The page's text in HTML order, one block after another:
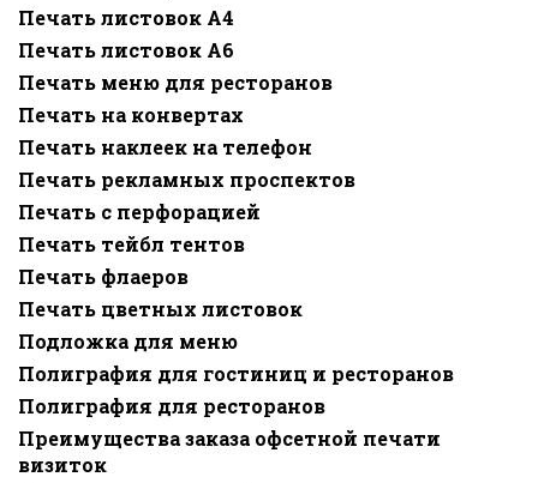
Печать листовок А4
Печать листовок А6
Печать меню для ресторанов
Печать на конвертах
Печать наклеек на телефон
Печать рекламных проспектов
Печать с перфорацией
Печать тейбл тентов
Печать флаеров
Печать цветных листовок
Подложка для меню
Полиграфия для гостиниц и ресторанов
Полиграфия для ресторанов
Преимущества заказа офсетной печати
визиток